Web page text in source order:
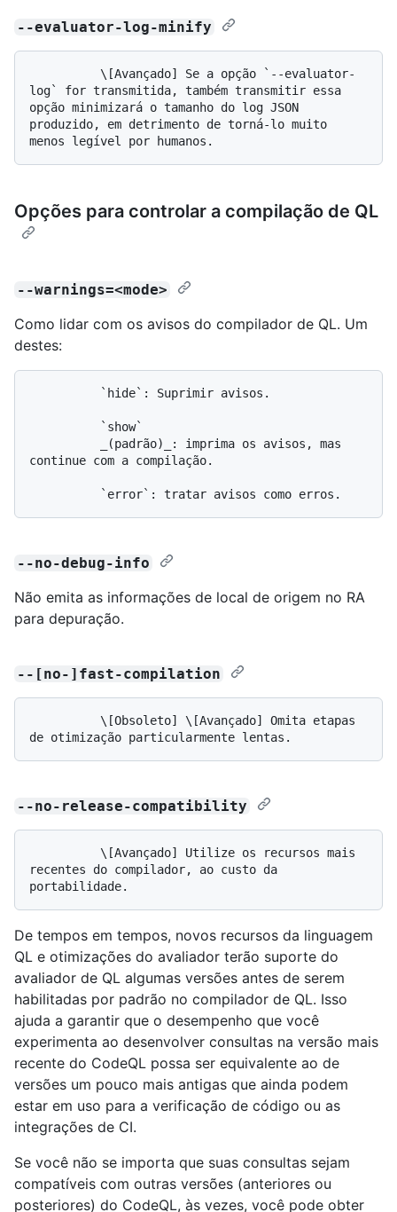
--evaluator-log-minify
log` for transmitida, também transmitir essa
opção minimizará o tamanho do log JSON
produzido, em detrimento de torná-lo muito
Opções para controlar a compilação de QL
--warnings=<mode>
Como lidar com os avisos do compilador de QL. Um
destes:
continue com a compilação.
--no-debug-info
Não emita as informações de local de origem no RA
para depuração.
--[no-]fast-compilation
--no-release-compatibility
recentes do compilador, ao custo da
De tempos em tempos, novos recursos da linguagem
QL e otimizações do avaliador terão suporte do
avaliador de QL algumas versões antes de serem
habilitadas por padrão no compilador de QL. Isso
ajuda a garantir que o desempenho que você
experimenta ao desenvolver consultas na versão mais
recente do CodeQL possa ser equivalente ao de
versões um pouco mais antigas que ainda podem
estar em uso para a verificação de código ou as
integrações de CI.
Se você não se importa que suas consultas sejam
compatíveis com outras versões (anteriores ou
posteriores) do CodeQL, às vezes, você pode obter